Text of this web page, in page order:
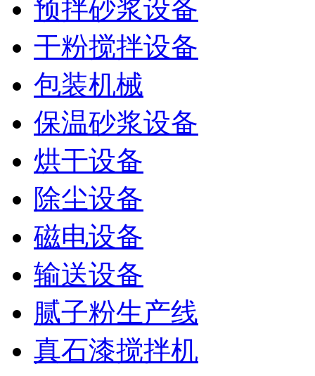
预拌砂浆设备
干粉搅拌设备
包装机械
保温砂浆设备
烘干设备
除尘设备
磁电设备
输送设备
腻子粉生产线
真石漆搅拌机